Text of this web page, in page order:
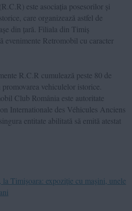
este asociația posesorilor și
care organizează astfel de
din țară. Filiala din Timiș
evenimente Retromobil cu caracter
R.C.R cumulează peste 80 de
vehiculelor istorice.
Club România este autoritate
Internationale des Véhicules Anciens
entitate abilitată să emită atestat
Timișoara: expoziție cu mașini, unele